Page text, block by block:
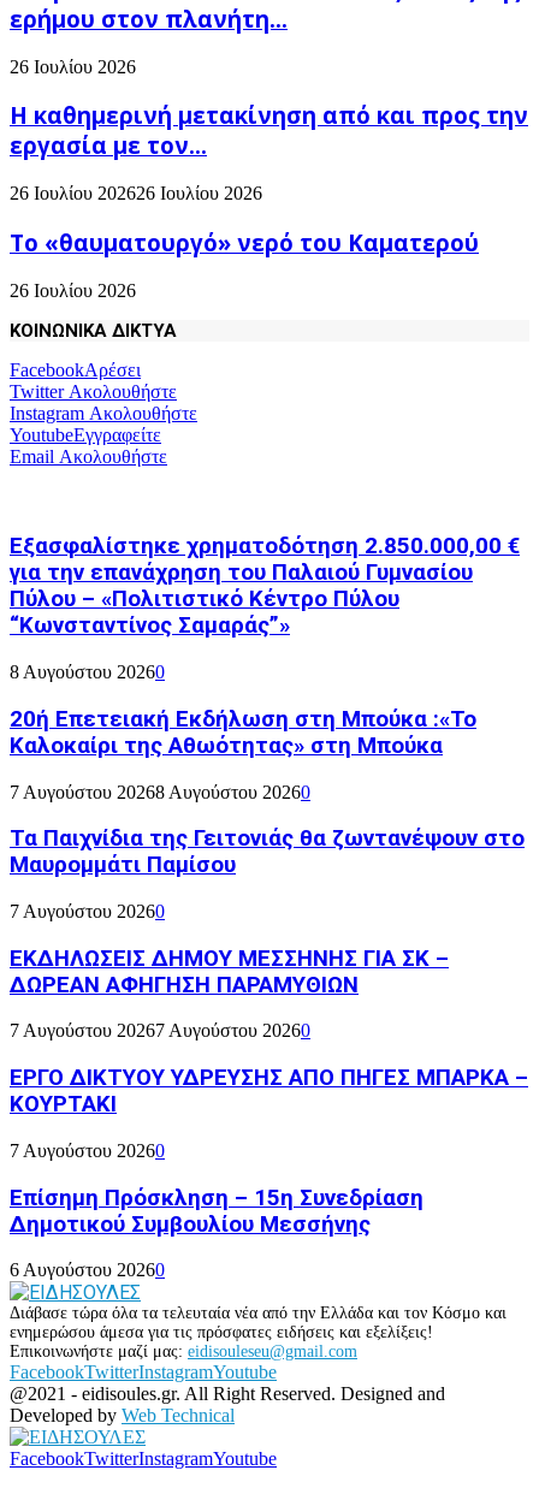
ερήμου στον πλανήτη...
26 Ιουλίου 2026
H καθημερινή μετακίνηση από και προς την
εργασία με τον...
26 Ιουλίου 202626 Ιουλίου 2026
Το «θαυματουργό» νερό του Καματερού
26 Ιουλίου 2026
ΚΟΙΝΩΝΙΚΑ ΔΙΚΤΥΑ
FacebookΑρέσει
TwitterΑκολουθήστε
Instagram Ακολουθήστε
YoutubeΕγγραφείτε
Email Ακολουθήστε
Εξασφαλίστηκε χρηματοδότηση 2.850.000,00 €
για την επανάχρηση του Παλαιού Γυμνασίου
Πύλου – «Πολιτιστικό Κέντρο Πύλου
“Κωνσταντίνος Σαμαράς”»
8 Αυγούστου 20260
20ή Επετειακή Εκδήλωση στη Μπούκα :«Το
Καλοκαίρι της Αθωότητας» στη Μπούκα
7 Αυγούστου 20268 Αυγούστου 20260
Τα Παιχνίδια της Γειτονιάς θα ζωντανέψουν στο
Μαυρομμάτι Παμίσου
7 Αυγούστου 20260
ΕΚΔΗΛΩΣΕΙΣ ΔΗΜΟΥ ΜΕΣΣΗΝΗΣ ΓΙΑ ΣΚ –
ΔΩΡΕΑΝ ΑΦΗΓΗΣΗ ΠΑΡΑΜΥΘΙΩΝ
7 Αυγούστου 20267 Αυγούστου 20260
ΕΡΓΟ ΔΙΚΤΥΟΥ ΥΔΡΕΥΣΗΣ ΑΠΟ ΠΗΓΕΣ ΜΠΑΡΚΑ –
ΚΟΥΡΤΑΚΙ
7 Αυγούστου 20260
Επίσημη Πρόσκληση – 15η Συνεδρίαση
Δημοτικού Συμβουλίου Μεσσήνης
6 Αυγούστου 20260
Διάβασε τώρα όλα τα τελευταία νέα από την Ελλάδα και τον Κόσμο και
ενημερώσου άμεσα για τις πρόσφατες ειδήσεις και εξελίξεις!
Επικοινωνήστε μαζί μας: eidisouleseu@gmail.com
FacebookTwitterInstagramYoutube
@2021 - eidisoules.gr. All Right Reserved. Designed and
Developed by Web Technical
FacebookTwitterInstagramYoutube